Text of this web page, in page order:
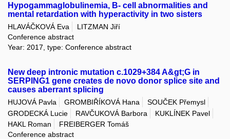
Hypogammaglobulinemia, B- cell abnormalities and
mental retardation with hyperactivity in two sisters
HLAVÁČKOVÁ Eva
LITZMAN Jiří
Conference abstract
Year: 2017, type: Conference abstract
New deep intronic mutation c.1029+384 A&gt;G in
SERPING1 gene creates de novo donor splice site and
causes aberrant splicing
HUJOVÁ Pavla GROMBIŘÍKOVÁ Hana
SOUČEK Přemysl
GRODECKÁ Lucie
RAVČUKOVÁ Barbora
KUKLÍNEK Pavel
HAKL Roman
FREIBERGER Tomáš
Conference abstract